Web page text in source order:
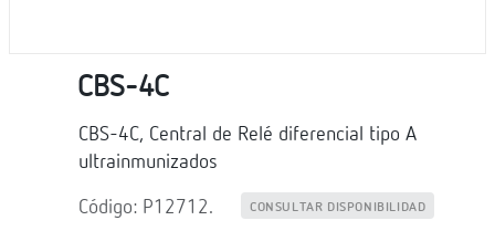
CBS-4C
CBS-4C, Central de Relé diferencial tipo A
ultrainmunizados
Código: P12712. CONSULTAR DISPONIBILIDAD